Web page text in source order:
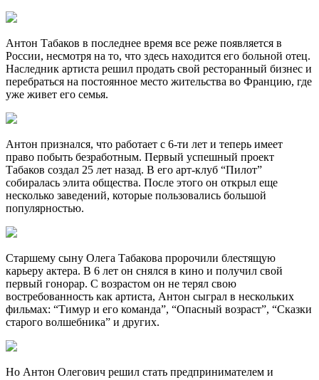
Антон Табаков в последнее время все реже появляется в
России, несмотря на то, что здесь находится его больной отец.
Наследник артиста решил продать свой ресторанный бизнес и
перебраться на постоянное место жительства во Францию, где
уже живет его семья.
Антон признался, что работает с 6-ти лет и теперь имеет
право побыть безработным. Первый успешный проект
Табаков создал 25 лет назад. В его арт-клуб “Пилот”
собиралась элита общества. После этого он открыл еще
несколько заведений, которые пользовались большой
популярностью.
Старшему сыну Олега Табакова пророчили блестящую
карьеру актера. В 6 лет он снялся в кино и получил свой
первый гонорар. С возрастом он не терял свою
востребованность как артиста, Антон сыграл в нескольких
фильмах: “Тимур и его команда”, “Опасный возраст”, “Сказки
старого волшебника” и других.
Но Антон Олегович решил стать предпринимателем и